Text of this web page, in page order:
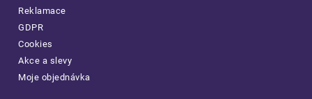
Reklamace
GDPR
Cookies
Akce a slevy
Moje objednávka